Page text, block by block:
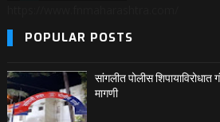
POPULAR POSTS
सांगलीत पोलीस
मागणी